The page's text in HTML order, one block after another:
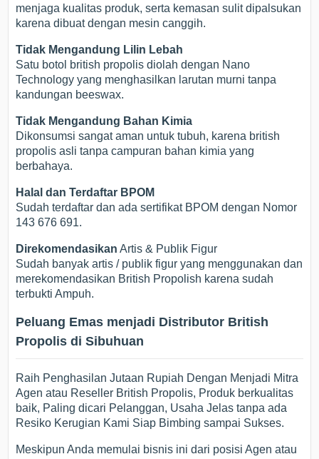
menjaga kualitas produk, serta kemasan sulit dipalsukan
karena dibuat dengan mesin canggih.
Tidak Mengandung Lilin Lebah
Satu botol british propolis diolah dengan Nano
Technology yang menghasilkan larutan murni tanpa
kandungan beeswax.
Tidak Mengandung Bahan Kimia
Dikonsumsi sangat aman untuk tubuh, karena british
propolis asli tanpa campuran bahan kimia yang
berbahaya.
Halal dan Terdaftar BPOM
Sudah terdaftar dan ada sertifikat BPOM dengan Nomor
143 676 691.
Direkomendasikan Artis & Publik Figur
Sudah banyak artis / publik figur yang menggunakan dan
merekomendasikan British Propolish karena sudah
terbukti Ampuh.
Peluang Emas menjadi Distributor British
Propolis di Sibuhuan
Raih Penghasilan Jutaan Rupiah Dengan Menjadi Mitra
Agen atau Reseller British Propolis, Produk berkualitas
baik, Paling dicari Pelanggan, Usaha Jelas tanpa ada
Resiko Kerugian Kami Siap Bimbing sampai Sukses.
Meskipun Anda memulai bisnis ini dari posisi Agen atau